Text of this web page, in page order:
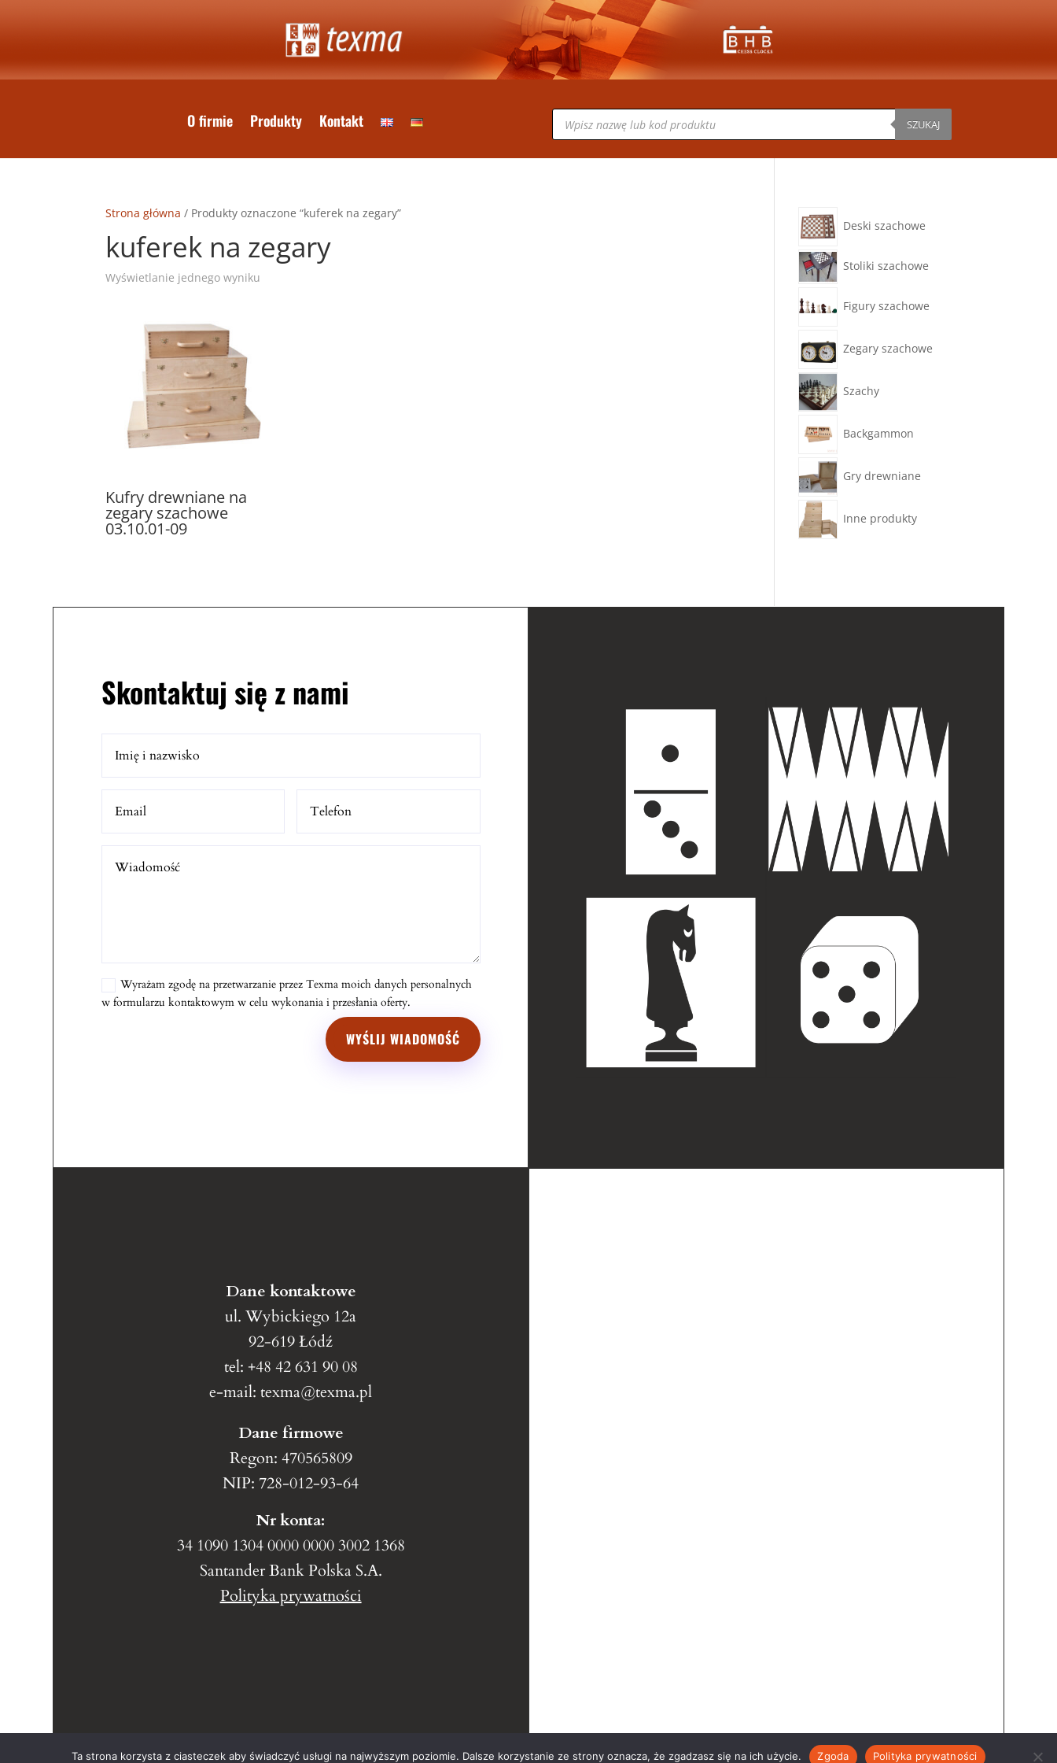
O firmie Produkty Kontakt Wyszukiwarka
produktów SZUKAJ
Strona główna / Produkty oznaczone “kuferek na zegary”
kuferek na zegary
Wyświetlanie jednego wyniku
Kufry drewniane na
zegary szachowe
03.10.01-09
Deski szachowe
Stoliki szachowe
Figury szachowe
Zegary szachowe
Szachy
Backgammon
Gry drewniane
Inne produkty
Skontaktuj się z nami
Wyrażam zgodę na przetwarzanie przez Texma moich danych personalnych
w formularzu kontaktowym w celu wykonania i przesłania oferty.
WYŚLIJ WIADOMOŚĆ
Dane kontaktowe
ul. Wybickiego 12a
92-619 Łódź
tel: +48 42 631 90 08
e-mail: texma@texma.pl
Dane firmowe
Regon: 470565809
NIP: 728-012-93-64
Nr konta:
34 1090 1304 0000 0000 3002 1368
Santander Bank Polska S.A.
Polityka prywatności
Ta strona korzysta z ciasteczek aby świadczyć usługi na najwyższym poziomie. Dalsze korzystanie ze strony oznacza, że zgadzasz się na ich użycie. Zgoda Polityka prywatności